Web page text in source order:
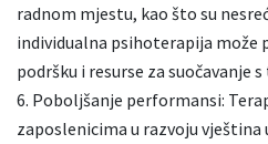
radnom mjestu, kao što su
individualna psihoterapija može
podršku i resurse za
Poboljšanje performansi:
zaposlenicima u razvoju